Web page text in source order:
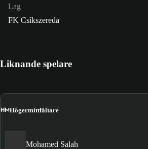
Lag
FK Csíkszereda
Liknande spelare
HMHögermittfältare
Mohamed Salah